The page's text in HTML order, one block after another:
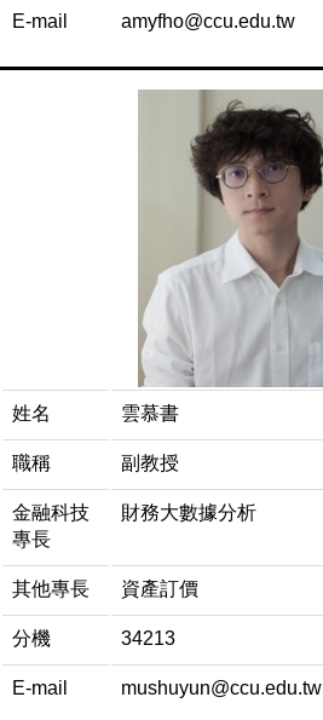
E-mail amyfho@ccu.edu.tw
姓名 雲慕書
職稱 副教授
金融科技
專長
財務大數據分析
其他專長 資產訂價
分機 34213
E-mail mushuyun@ccu.edu.tw